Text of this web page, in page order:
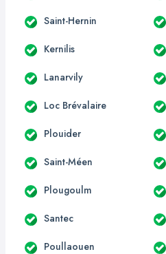
Saint-Hernin
Kernilis
Lanarvily
Loc Brévalaire
Plouider
Saint-Méen
Plougoulm
Santec
Poullaouen